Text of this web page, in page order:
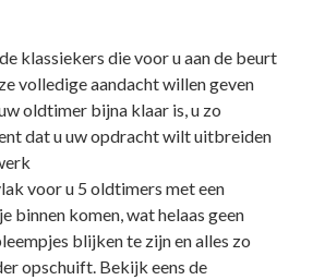
klassiekers die voor u aan de beurt
volledige aandacht willen geven
oldtimer bijna klaar is, u zo
dat u uw opdracht wilt uitbreiden
voor u 5 oldtimers met een
binnen komen, wat helaas geen
blijken te zijn en alles zo
opschuift. Bekijk eens de